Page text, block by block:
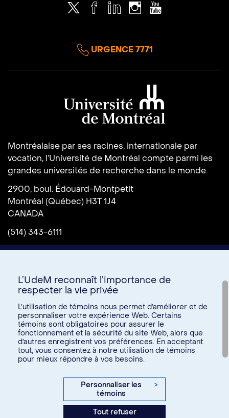
Twitter Facebook
LinkedInInstagramYoutube
URGENCE 7771
Montréalaise par ses racines, internationale par
vocation, l’Université de Montréal compte parmi les
grandes universités de recherche dans le monde.
2900, boul. Édouard-Montpetit
Montréal (Québec) H3T 1J4
CANADA
(514) 343-6111
Donnez à l’UdeM
U15
© Université de Montréal, 2026. Tous droits réservés.
Confidentialité
L’UdeM reconnaît l’importance de
respecter la vie privée
L’utilisation de témoins nous permet d’améliorer et de
personnaliser votre expérience Web. Certains
témoins sont obligatoires pour assurer le
fonctionnement et la sécurité du site Web, alors que
d’autres enregistrent vos préférences. En acceptant
tout, vous consentez à notre utilisation de témoins
pour mieux répondre à vos besoins.
Personnaliser les
témoins
>
Tout refuser